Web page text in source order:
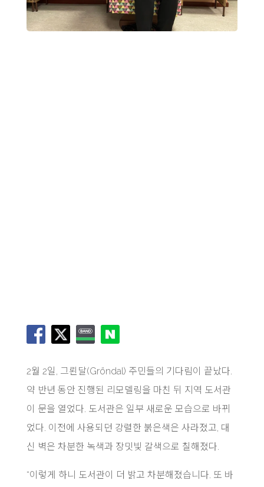
2월 2일, 그뢴달(Gröndal) 주민들의 기다림이 끝났다.
약 반년 동안 진행된 리모델링을 마친 뒤 지역 도서관
이 문을 열었다. 도서관은 일부 새로운 모습으로 바뀌
었다. 이전에 사용되던 강렬한 붉은색은 사라졌고, 대
신 벽은 차분한 녹색과 장밋빛 갈색으로 칠해졌다.
“이렇게 하니 도서관이 더 밝고 차분해졌습니다. 또 바